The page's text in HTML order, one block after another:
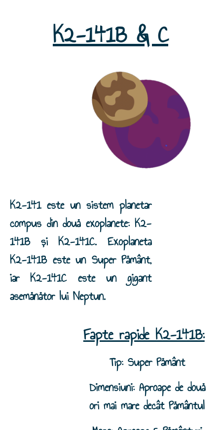
K2-141B & C
K2-141 este un sistem planetar
compus din două exoplanete: K2-
141B și K2-141C. Exoplaneta
K2-141B este un Super Pământ,
iar K2-141C este un gigant
asemănător lui Neptun.
Fapte rapide K2-141B:
Tip: Super Pământ
Dimensiuni: Aproape de două
ori mai mare decât Pământul